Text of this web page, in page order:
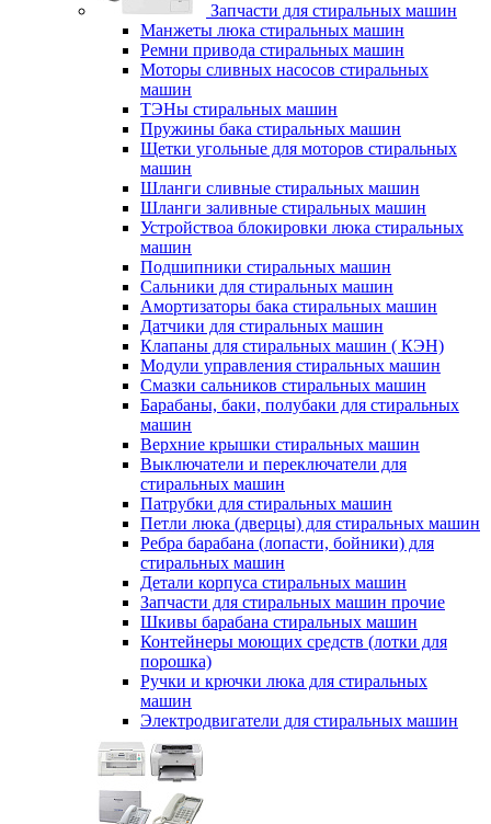
Запчасти для стиральных машин
Манжеты люка стиральных машин
Ремни привода стиральных машин
Моторы сливных насосов стиральных
машин
ТЭНы стиральных машин
Пружины бака стиральных машин
Щетки угольные для моторов стиральных
машин
Шланги сливные стиральных машин
Шланги заливные стиральных машин
Устройствоа блокировки люка стиральных
машин
Подшипники стиральных машин
Сальники для стиральных машин
Амортизаторы бака стиральных машин
Датчики для стиральных машин
Клапаны для стиральных машин ( КЭН)
Модули управления стиральных машин
Смазки сальников стиральных машин
Барабаны, баки, полубаки для стиральных
машин
Верхние крышки стиральных машин
Выключатели и переключатели для
стиральных машин
Патрубки для стиральных машин
Петли люка (дверцы) для стиральных машин
Ребра барабана (лопасти, бойники) для
стиральных машин
Детали корпуса стиральных машин
Запчасти для стиральных машин прочие
Шкивы барабана стиральных машин
Контейнеры моющих средств (лотки для
порошка)
Ручки и крючки люка для стиральных
машин
Электродвигатели для стиральных машин